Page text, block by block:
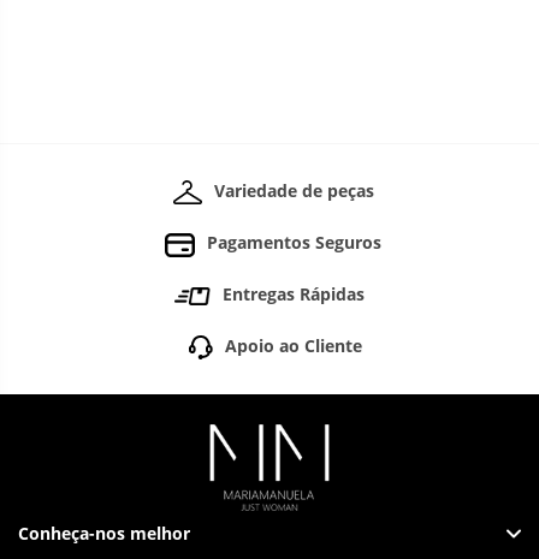
Variedade de peças
Pagamentos Seguros
Entregas Rápidas
Apoio ao Cliente
Conheça-nos melhor